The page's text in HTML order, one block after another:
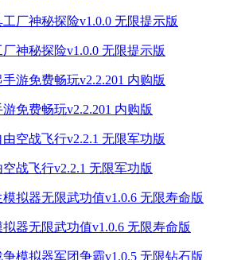
神秘探险v1.0.0 无限提示版
免费畅玩v2.2.201 内购版
战飞行v2.2.1 无限军功版
器无限武功值v1.0.6 无限寿命版